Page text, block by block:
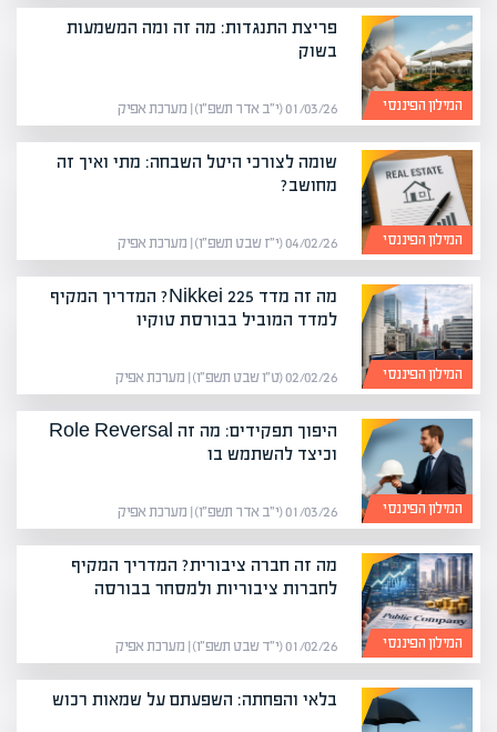
המילון הפיננסי
פריצת התנגדות: מה זה ומה המשמעות
בשוק
01/03/26 (י״ב אדר תשפ״ו) | מערכת אפיק
המילון הפיננסי
שומה לצורכי היטל השבחה: מתי ואיך זה
מחושב?
04/02/26 (י״ז שבט תשפ״ו) | מערכת אפיק
המילון הפיננסי
מה זה מדד Nikkei 225? המדריך המקיף
למדד המוביל בבורסת טוקיו
02/02/26 (ט״ו שבט תשפ״ו) | מערכת אפיק
המילון הפיננסי
היפוך תפקידים: מה זה Role Reversal
וכיצד להשתמש בו
01/03/26 (י״ב אדר תשפ״ו) | מערכת אפיק
המילון הפיננסי
מה זה חברה ציבורית? המדריך המקיף
לחברות ציבוריות ולמסחר בבורסה
01/02/26 (י״ד שבט תשפ״ו) | מערכת אפיק
בלאי והפחתה: השפעתם על שמאות רכוש